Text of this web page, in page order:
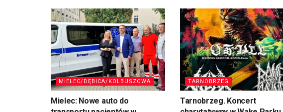
MIELEC/DĘBICA/KOLBUSZOWA
Mielec: Nowe auto do
TARNOBRZEG
Tarnobrzeg. Koncert